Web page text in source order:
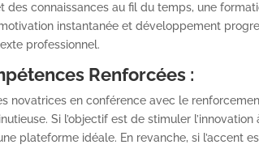
connaissances au fil du temps, une
instantanée et développement
professionnel.
Renforcées :
novatrices en conférence avec le
Si l’objectif est de stimuler l’innovation
plateforme idéale. En revanche, si l’accent